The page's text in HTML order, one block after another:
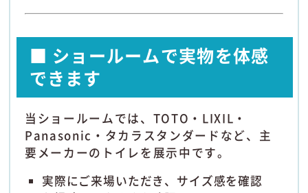
■ ショールームで実物を体感
できます
当ショールームでは、TOTO・LIXIL・
Panasonic・タカラスタンダードなど、主
要メーカーのトイレを展示中です。
実際にご来場いただき、サイズ感を確認